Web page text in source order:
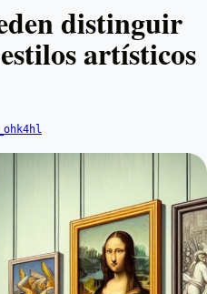
distinguir
artísticos